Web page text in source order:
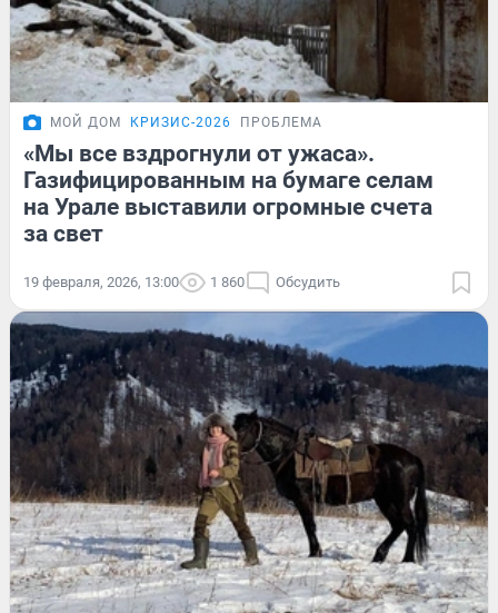
МОЙ ДОМ КРИЗИС-2026 ПРОБЛЕМА
«Мы все вздрогнули от ужаса».
Газифицированным на бумаге селам
на Урале выставили огромные счета
за свет
19 февраля, 2026, 13:00 1 860 Обсудить